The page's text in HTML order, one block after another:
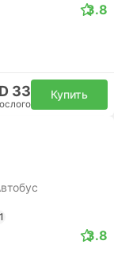
3.8
33 Купить
3.8